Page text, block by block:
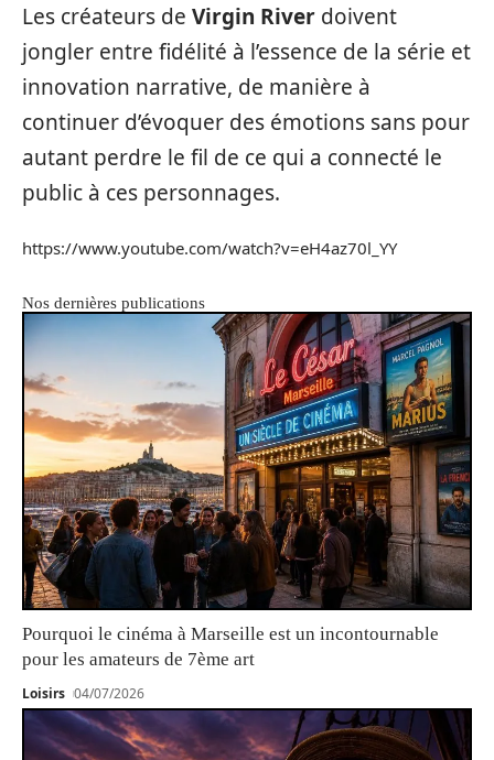
Les créateurs de Virgin River doivent
jongler entre fidélité à l’essence de la série et
innovation narrative, de manière à
continuer d’évoquer des émotions sans pour
autant perdre le fil de ce qui a connecté le
public à ces personnages.
https://www.youtube.com/watch?v=eH4az70l_YY
Nos dernières publications
Pourquoi le cinéma à Marseille est un incontournable
pour les amateurs de 7ème art
Loisirs 04/07/2026